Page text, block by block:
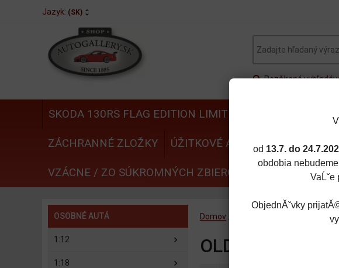
Jazyk: (SK)
Rozšírené
SKODA 130RS FLAG EDITION LIMITED
ZÁCHRANNÉ ZLOŽKY ÚŽITKOVÉ AUTÁ MOTORKY
VZÁCNE / ZO SÚKROMNÝCH ZBIEROK
OSOBNÉ AUTÁ
1:12
1:18
Domov OLDTIMER
OLDTIMER
od 13.7. do
obdobia
VaĹˇe
ObjednĂˇvky